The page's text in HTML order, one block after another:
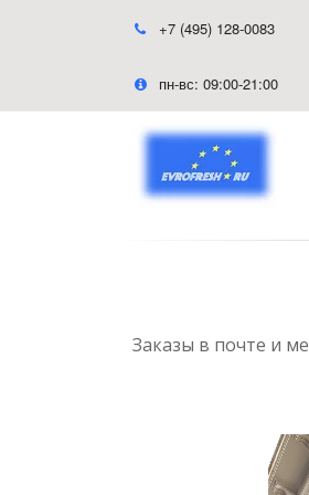
+7 (495) 128-0083
пн-вс: 09:00-21:00
Заказы в почте и